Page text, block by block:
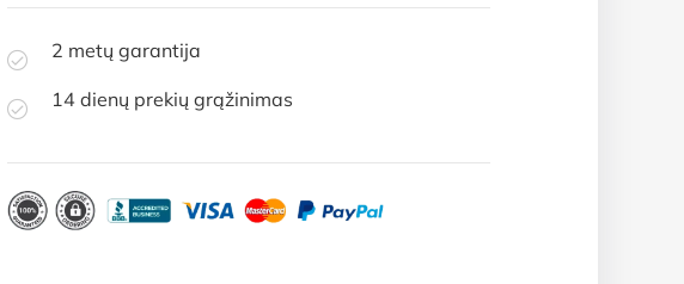
2 metų garantija
14 dienų prekių grąžinimas